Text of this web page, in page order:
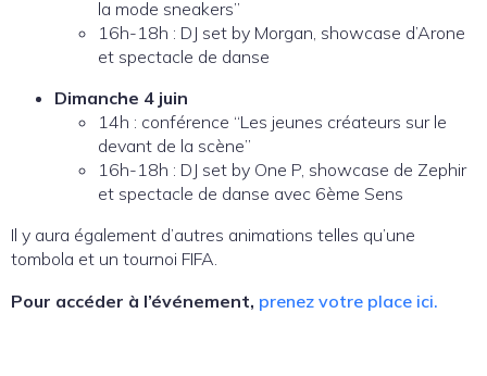
la mode sneakers”
16h-18h : DJ set by Morgan, showcase d’Arone
et spectacle de danse
Dimanche 4 juin
14h : conférence “Les jeunes créateurs sur le
devant de la scène”
16h-18h : DJ set by One P, showcase de Zephir
et spectacle de danse avec 6ème Sens
Il y aura également d’autres animations telles qu’une
tombola et un tournoi FIFA.
Pour accéder à l’événement, prenez votre place ici.